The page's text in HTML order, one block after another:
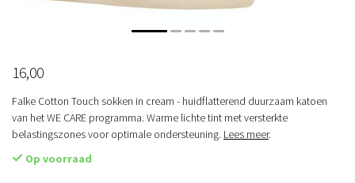
16,00
Falke Cotton Touch sokken in cream - huidflatterend duurzaam katoen
van het WE CARE programma. Warme lichte tint met versterkte
belastingszones voor optimale ondersteuning. Lees meer.
Op voorraad